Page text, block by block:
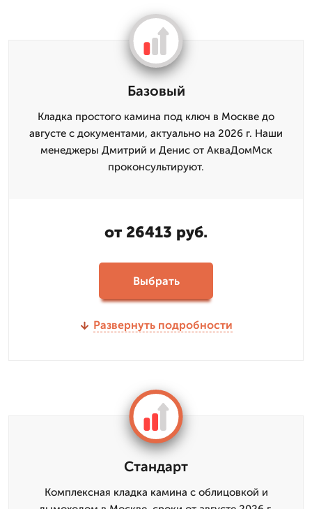
Базовый
Кладка простого камина под ключ в Москве до
августе с документами, актуально на 2026 г. Наши
менеджеры Дмитрий и Денис от АкваДомМск
проконсультируют.
от 26413 руб.
Выбрать
Развернуть подробности
Стандарт
Комплексная кладка камина с облицовкой и